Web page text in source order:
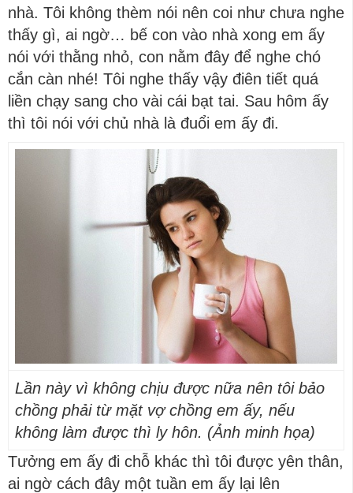
nhà. Tôi không thèm nói nên coi như chưa nghe
thấy gì, ai ngờ… bế con vào nhà xong em ấy
nói với thằng nhỏ, con nằm đây để nghe chó
cắn càn nhé! Tôi nghe thấy vậy điên tiết quá
liền chạy sang cho vài cái bạt tai. Sau hôm ấy
thì tôi nói với chủ nhà là đuổi em ấy đi.
Lần này vì không chịu được nữa nên tôi bảo
chồng phải từ mặt vợ chồng em ấy, nếu
không làm được thì ly hôn. (Ảnh minh họa)
Tưởng em ấy đi chỗ khác thì tôi được yên thân,
ai ngờ cách đây một tuần em ấy lại lên